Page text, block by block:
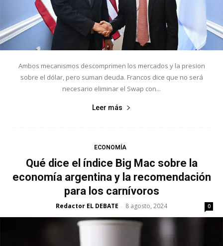
Ambos mecanismos descomprimen los mercados y la presion
sobre el dólar, pero suman deuda. Francos dice que no será
necesario eliminar el Swap con...
Leer más
ECONOMÍA
Qué dice el índice Big Mac sobre la
economía argentina y la recomendación
para los carnívoros
Redactor EL DEBATE - 8 agosto, 2024 0